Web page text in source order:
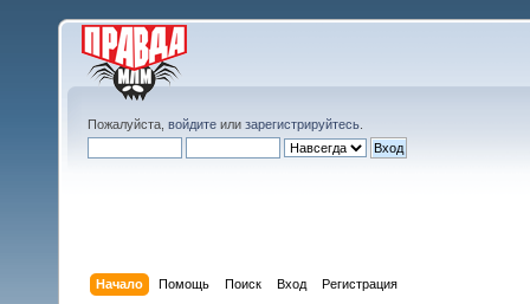
Пожалуйста, войдите или зарегистрируйтесь
Начало Помощь Поиск Вход Регистрация